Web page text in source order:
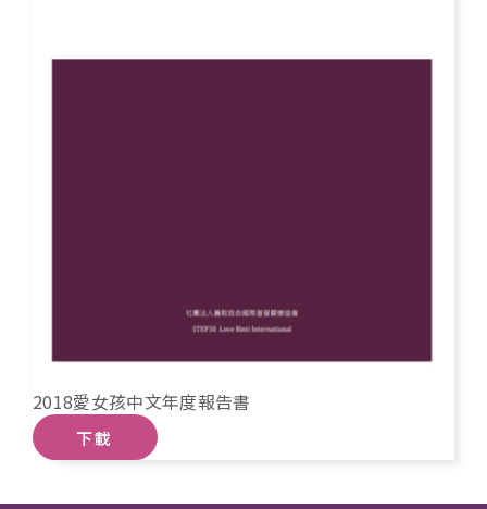
2018愛女孩中文年度報告書
下載